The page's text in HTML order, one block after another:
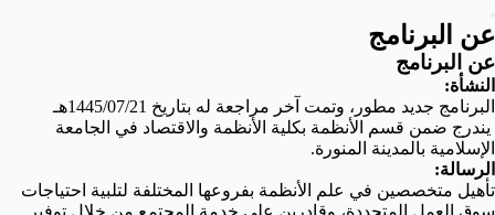
عن البرنامج
عن البرنامج
النشأة:
البرنامج جديد مطور، وتمت آخر مراجعة له بتاريخ 1445/07/21هـ
يندرج ضمن قسم الأنظمة بكلية الأنظمة والاقتصاد في الجامعة
الإسلامية بالمدينة المنورة.
الرسالة:
تأهيل متخصصين في علم الأنظمة بفروعها المختلفة لتلبية احتياجات
سوق العمل المتجددة، وقادرين على خدمة المجتمع من خلال توفير